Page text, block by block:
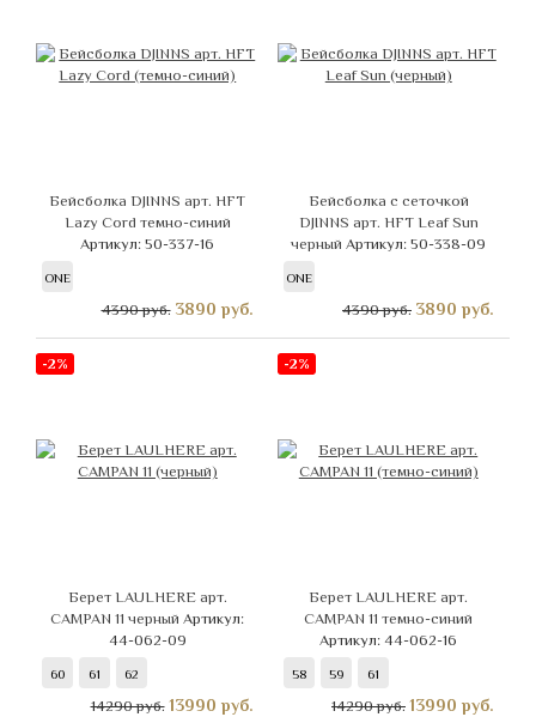
Бейсболка DJINNS арт. HFT
Lazy Cord темно-синий
Артикул: 50-337-16
ONE
4390 руб. 3890 руб.
Бейсболка с сеточкой
DJINNS арт. HFT Leaf Sun
черныйАртикул: 50-338-09
ONE
4390 руб. 3890 руб.
-2%
Берет LAULHERE арт.
CAMPAN 11 черныйАртикул:
44-062-09
60 61 62
14290 руб. 13990 руб.
-2%
Берет LAULHERE арт.
CAMPAN 11 темно-синий
Артикул: 44-062-16
58 59 61
14290 руб. 13990 руб.